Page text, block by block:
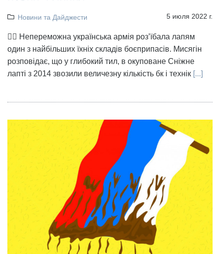
Новини та Дайджести 5 июля 2022 г.
👉🏻 Непереможна українська армія роз’їбала лапям
один з найбільших їхніх складів боєприпасів. Мисягін
розповідає, що у глибокий тил, в окуповане Сніжне
лапті з 2014 звозили величезну кількість бк і технік [...]